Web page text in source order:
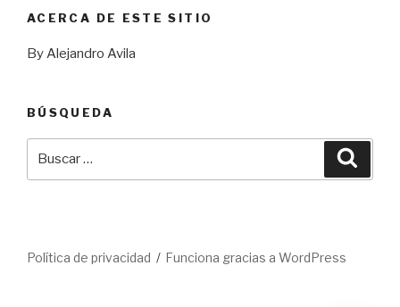
ACERCA DE ESTE SITIO
By Alejandro Avila
BÚSQUEDA
Política de privacidad Funciona gracias a WordPress